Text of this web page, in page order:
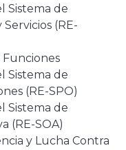
Sistema de
(RE-
Sistema de
(RE-SPO)
Sistema de
(RE-SOA)
y Lucha Contra